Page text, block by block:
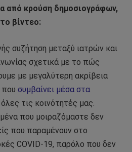
από κρούση δημοσιογράφων,
βίντεο:
συζήτηση μεταξύ ιατρών και
σχετικά με το πώς
με μεγαλύτερη ακρίβεια
που συμβαίνει μέσα στα
τις κοινότητές μας.
που μοιραζόμαστε δεν
που παραμένουν στο
COVID-19, παρόλο που δεν